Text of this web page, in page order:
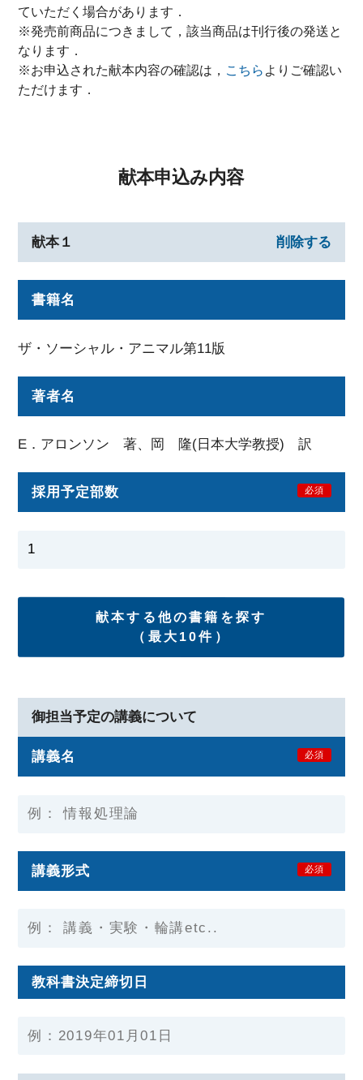
ていただく場合があります．
※発売前商品につきまして，該当商品は刊行後の発送と
なります．
※お申込された献本内容の確認は， こちら よりご確認い
ただけます．
献本申込み内容
献本１ 削除する
書籍名
ザ・ソーシャル・アニマル第11版
著者名
E．アロンソン 著、岡 隆(日本大学教授) 訳
採用予定部数 必須
献本する他の書籍を探す
（最大10件）
御担当予定の講義について
講義名 必須
講義形式 必須
教科書決定締切日